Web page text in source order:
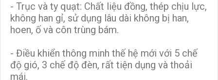
- Trục và ty quạt: Chất liệu đồng, thép chịu lực,
không han gỉ, sử dụng lâu dài không bị han,
hoen, ố và côn trùng bám.
- Điều khiển thông minh thế hệ mới với 5 chế
độ gió, 3 chế độ đèn, rất tiện dụng và thoải
mái.